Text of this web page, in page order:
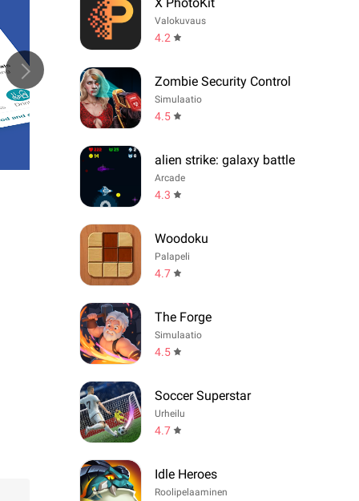
Valokuvaus
4.2
Zombie Security Control
Simulaatio
4.5
alien strike: galaxy battle
Arcade
4.3
Woodoku
Palapeli
4.7
The Forge
Simulaatio
4.5
Soccer Superstar
Urheilu
4.7
Idle Heroes
Roolipelaaminen